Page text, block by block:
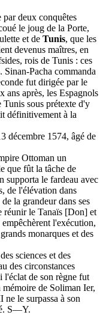
deux conquêtes
le joug de la Porte,
et de Tunis, que les
devenus maîtres, en
rois de Tunis : ces
Pacha commanda
fut dirigée par le
après, les Espagnols
Tunis sous prétexte d'y
définitivement à la
décembre 1574, âgé de
Ottoman un
que fût la tâche de
supporta le fardeau avec
de l'élévation dans
la grandeur dans ses
réunir le Tanaïs [Don] et
empêchèrent l'exécution,
monarques et des
sciences et des
des circonstances
l'éclat de son règne fut
de Soliman Ier,
ne le surpassa à son
S—Y.